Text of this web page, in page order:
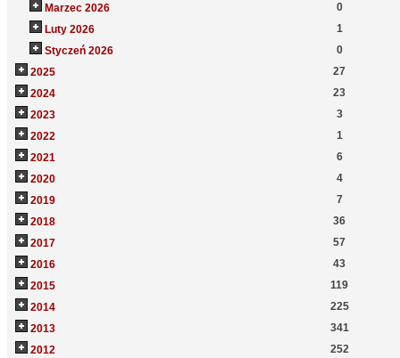
Marzec 2026
0
Luty 2026
1
Styczeń 2026
0
2025
27
2024
23
2023
3
2022
1
2021
6
2020
4
2019
7
2018
36
2017
57
2016
43
2015
119
2014
225
2013
341
2012
252